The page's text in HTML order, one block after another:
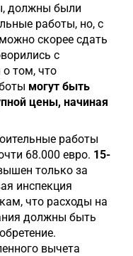
должны были
работы, но, с
скорее сдать
с
том, что
могут быть
цены, начиная
работы
68.000 евро. 15-
только за
инспекция
что расходы на
должны быть
вычета